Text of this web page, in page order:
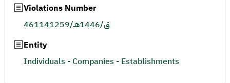
Violations Number
461141259/ق/1446هـ
Entity
Individuals - Companies - Establishments